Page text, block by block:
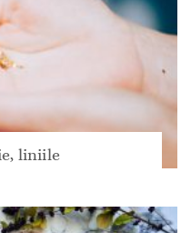
liniile